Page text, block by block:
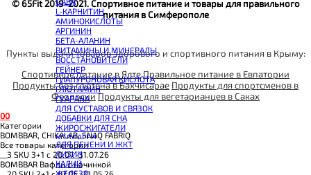
L-КАРНИТИН
АМИНОКИСЛОТЫ
АРГИНИН
БЕТА-АЛАНИН
ВИТАМИНЫ И МИНЕРАЛЫ
ВОССТАНОВИТЕЛИ
ГЕЙНЕР
ГИАЛУРОНОВАЯ КИСЛОТА
ГЛЮТАМИН
ГУАРАНА
ДЛЯ СУСТАВОВ И СВЯЗОК
ДОБАВКИ ДЛЯ СНА
ЖИРОСЖИГАТЕЛИ
КОЛЛАГЕН
КОЭНЗИМ Q10
КРЕАТИН
ПОЛЕЗНЫЕ ЖИРЫ
ДЛЯ ПЕЧЕНИ И ЖКТ
ЛИЗИН
КАЛИЙ
ЖЕЛЕЗО
© 65Fit 2019-2021. Спортивное питание и товары для правильного
питания в Симферополе
Пункты выдачи товаров здорового и спортивного питания в Крыму:
Спортивное питание в ЯлтеПравильное питание в Евпатории
Продукты без глютена в Бахчисарае Продукты для спортсменов в
ФеодосииПродукты для вегетарианцев в Саках
00
Категории
BOMBBAR, CHIKALAB, SNAQ FABRIQ
Все товары категории
__3 SKU 3+1 с 20.07.-31.07.26
BOMBBAR Вафли с начинкой